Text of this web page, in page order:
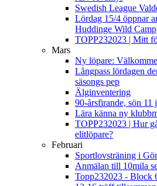
Swedish League
Lördag 15/4 öppnar
Huddinge Wild Camp
TOPP232023 | Mitt
Mars
Ny löpare:
Långpass lördagen
säsongs pep
Älginventering
90-årsfirande, sön 11
Lära känna ny
TOPP232023 | Hur
elitlöpare?
Februari
Sportlovsträning i
Anmälan till 10mila
Topp232023 - Block